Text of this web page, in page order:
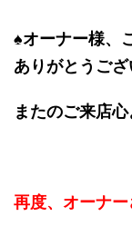
♠オーナー様、
ありがとうござ
またのご来店
再度、オーナ